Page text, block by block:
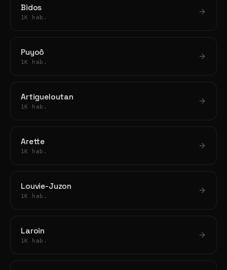
Bidos
1K hab.
Puyoô
1K hab.
Artigueloutan
1K hab.
Arette
1K hab.
Louvie-Juzon
1K hab.
Laroin
1K hab.